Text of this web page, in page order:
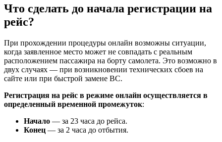
Что сделать до начала регистрации на
рейс?
При прохождении процедуры онлайн возможны ситуации,
когда заявленное место может не совпадать с реальным
расположением пассажира на борту самолета. Это возможно в
двух случаях — при возникновении технических сбоев на
сайте или при быстрой замене ВС.
Регистрация на рейс в режиме онлайн осуществляется в
определенный временной промежуток:
Начало — за 23 часа до рейса.
Конец — за 2 часа до отбытия.